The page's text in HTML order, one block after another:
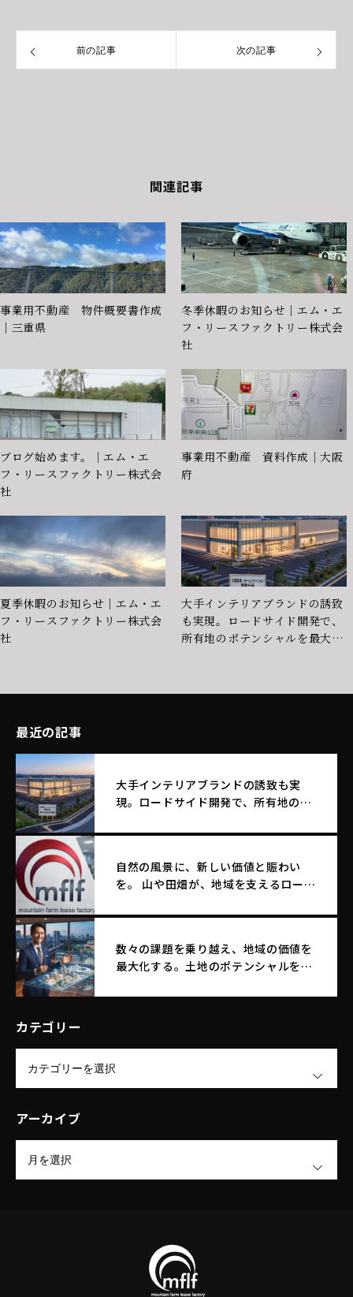
前の記事 次の記事
関連記事
事業用不動産 物件概要書作成
｜三重県
冬季休暇のお知らせ｜エム・エ
フ・リースファクトリー株式会
社
ブログ始めます。｜エム・エ
フ・リースファクトリー株式会
社
事業用不動産 資料作成｜大阪
府
夏季休暇のお知らせ｜エム・エ
フ・リースファクトリー株式会
社
大手インテリアブランドの誘致
も実現。ロードサイド開発で、
所有地のポテンシャルを最大化
最近の記事
大手インテリアブランドの誘致も実
現。ロードサイド開発で、所有地のポ
自然の風景に、新しい価値と賑わい
を。 山や田畑が、地域を支えるロード
数々の課題を乗り越え、地域の価値を
最大化する。土地のポテンシャルを引
リー株式会社
カテゴリー
アーカイブ